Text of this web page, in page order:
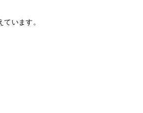
います。